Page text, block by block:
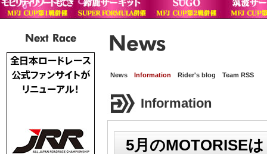
Next Race
News Information Rider's blog Team RSS
Information
5月のMOTORISE